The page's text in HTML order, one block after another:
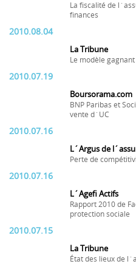
La fiscalité de
finances
2010.08.04
La Tribune
Le modèle
2010.07.19
Boursorama.com
BNP Paribas et
vente d´UC
2010.07.16
L´Argus de
Perte de
2010.07.16
L´Agefi Actifs
Rapport 2010 de
protection sociale
2010.07.15
La Tribune
État des lieux de